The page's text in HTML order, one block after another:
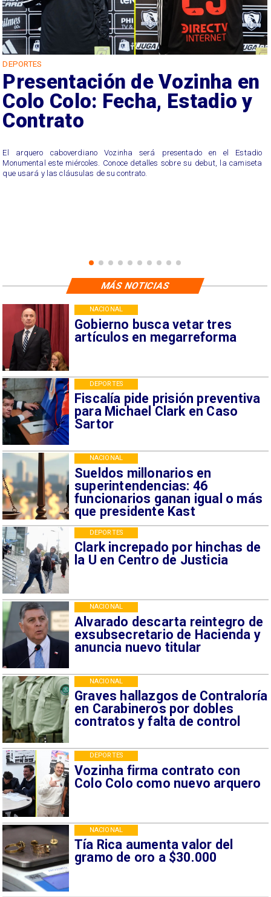
DEPORTES
Presentación de Vozinha en
Colo Colo: Fecha, Estadio y
Contrato
El arquero caboverdiano Vozinha será presentado en el Estadio
Monumental este miércoles. Conoce detalles sobre su debut, la camiseta
que usará y las cláusulas de su contrato.
Gobierno busca vetar tres
artículos en megarreforma
NACIONAL
Fiscalía pide prisión preventiva
para Michael Clark en Caso
Sartor
DEPORTES
Sueldos millonarios en
superintendencias: 46
funcionarios ganan igual o más
que presidente Kast
NACIONAL
Clark increpado por hinchas de
la U en Centro de Justicia
DEPORTES
Alvarado descarta reintegro de
exsubsecretario de Hacienda y
anuncia nuevo titular
NACIONAL
Graves hallazgos de Contraloría
en Carabineros por dobles
contratos y falta de control
NACIONAL
Vozinha firma contrato con
Colo Colo como nuevo arquero
DEPORTES
Tía Rica aumenta valor del
gramo de oro a $30.000
NACIONAL
MÁS NOTICIAS